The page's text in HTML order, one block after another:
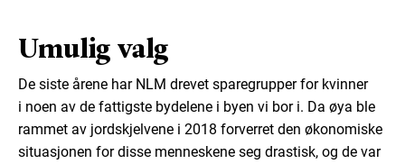
Umulig valg
De siste årene har NLM drevet sparegrupper for kvinner
i noen av de fattigste bydelene i byen vi bor i. Da øya ble
rammet av jordskjelvene i 2018 forverret den økonomiske
situasjonen for disse menneskene seg drastisk, og de var